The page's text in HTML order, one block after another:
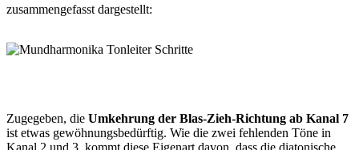
zusammengefasst dargestellt:
Zugegeben, die Umkehrung der Blas-Zieh-Richtung ab Kanal 7
ist etwas gewöhnungsbedürftig. Wie die zwei fehlenden Töne in